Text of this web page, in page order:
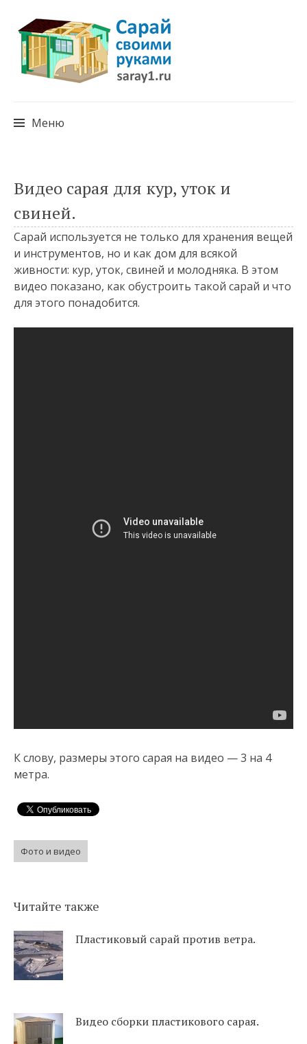
Меню
к
содержимому
Видео сарая для кур, уток и
свиней.
Сарай используется не только для хранения вещей
и инструментов, но и как дом для всякой
живности: кур, уток, свиней и молодняка. В этом
видео показано, как обустроить такой сарай и что
для этого понадобится.
К слову, размеры этого сарая на видео — 3 на 4
метра.
Фото и видео
Читайте также
Пластиковый сарай против ветра.
Видео сборки пластикового сарая.